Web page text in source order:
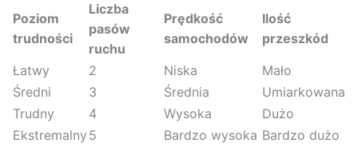
Poziom
trudności
Liczba
pasów
ruchu
Prędkość
samochodów
Ilość
przeszkód
Łatwy
2 Niska
Mało
Średni
3 Średnia
Umiarkowana
Trudny
4 Wysoka
Dużo
Ekstremalny 5 Bardzo wysoka Bardzo dużo